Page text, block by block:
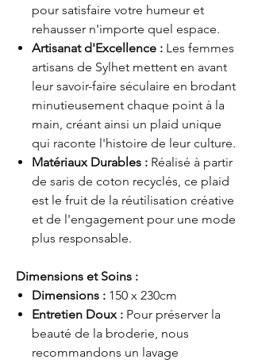
pour satisfaire votre humeur et
rehausser n'importe quel espace.
Artisanat d'Excellence : Les femmes
artisans de Sylhet mettent en avant
leur savoir-faire séculaire en brodant
minutieusement chaque point à la
main, créant ainsi un plaid unique
qui raconte l'histoire de leur culture.
Matériaux Durables : Réalisé à partir
de saris de coton recyclés, ce plaid
est le fruit de la réutilisation créative
et de l'engagement pour une mode
plus responsable.
Dimensions et Soins :
Dimensions : 150 x 230cm
Entretien Doux : Pour préserver la
beauté de la broderie, nous
recommandons un lavage